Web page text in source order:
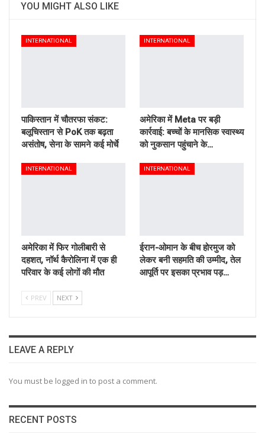
YOU MIGHT ALSO LIKE
INTERNATIONAL
पाकिस्तान में चौतरफा संकट:
बलूचिस्तान से PoK तक बढ़ता
असंतोष, सेना के सामने कई मोर्चे
INTERNATIONAL
अमेरिका में Meta पर बड़ी
कार्रवाई: बच्चों के मानसिक स्वास्थ्य
को नुकसान पहुंचाने के…
INTERNATIONAL
अमेरिका में फिर गोलीबारी से
दहशत, नॉर्थ कैरोलिना में एक ही
परिवार के कई लोगों की मौत
INTERNATIONAL
ईरान-ओमान के बीच होरमुज को
लेकर बनी सहमति की उम्मीद, तेल
आपूर्ति पर इसका प्रभाव पड़…
PREV NEXT
LEAVE A REPLY
You must be logged in to post a comment.
RECENT POSTS